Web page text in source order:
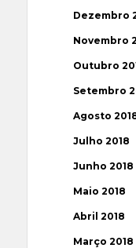
Dezembro
Novembro
Outubro
Setembro
Agosto
Julho 2018
Junho 2018
Maio 2018
Abril 2018
Março 2018